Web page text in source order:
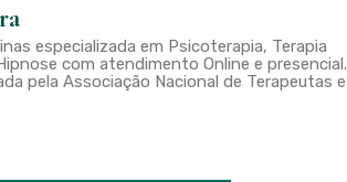
especializada em Psicoterapia, Terapia
com atendimento Online e presencial.
pela Associação Nacional de Terapeutas e